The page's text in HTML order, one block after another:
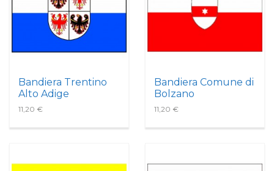
Bandiera Trentino
Alto Adige
11,20 €
Bandiera Comune di
Bolzano
11,20 €